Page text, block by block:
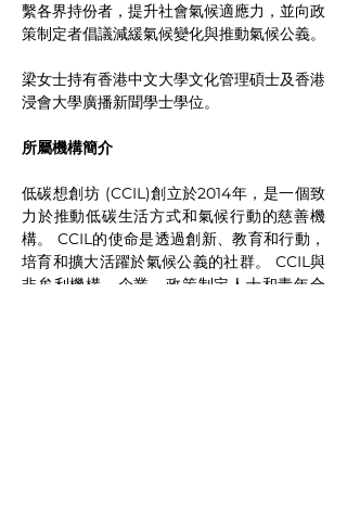
繫各界持份者，提升社會氣候適應力，並向政
策制定者倡議減緩氣候變化與推動氣候公義。
梁女士持有香港中文大學文化管理碩士及香港
浸會大學廣播新聞學士學位。
所屬機構簡介
低碳想創坊 (CCIL)創立於2014年，是一個致
力於推動低碳生活方式和氣候行動的慈善機
構。 CCIL的使命是透過創新、教育和行動，
培育和擴大活躍於氣候公義的社群。 CCIL與
非牟利機構、企業、政策制定人士和青年合